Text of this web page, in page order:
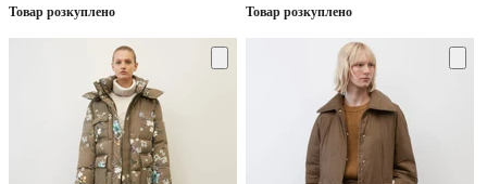
Товар розкуплено Товар розкуплено